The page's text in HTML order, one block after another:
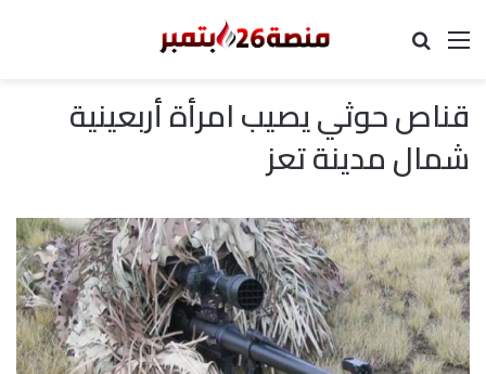
القائمة
قناص حوثي يصيب امرأة أربعينية
شمال مدينة تعز